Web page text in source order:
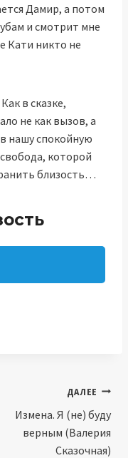
Дамир, а потом
и смотрит мне
Кати никто не
в сказке,
не как вызов, а
в нашу спокойную
которой
близость…
ДАЛЕЕ
Измена. Я (не) буду
верным (Валерия
Сказочная)